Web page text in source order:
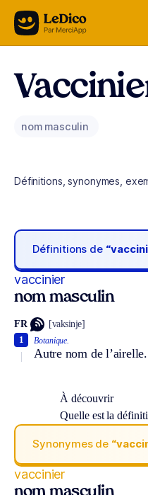
Aller au contenu
nom masculin
Définitions, synonymes,
Définitions de
vaccinier
nom masculin
FR [vaksinje]
Botanique.
Autre nom de l’airelle.
1
À découvrir
Quelle est la
Synonymes de
vaccinier